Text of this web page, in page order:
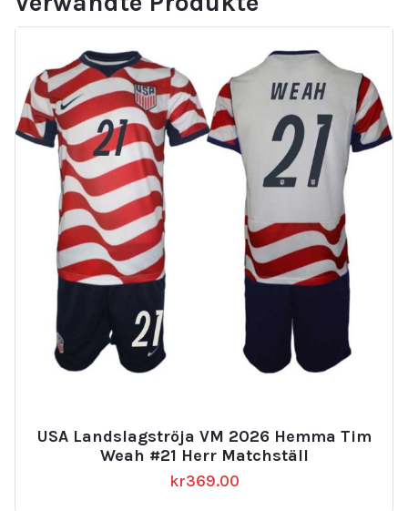
USA Landslagströja VM 2026 Hemma Tim
Weah #21 Herr Matchställ
kr369.00